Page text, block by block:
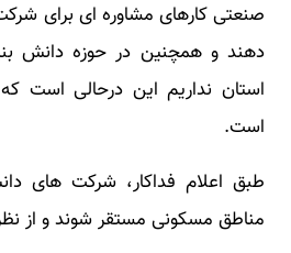
صنعتی کارهای مشاوره ای برای
دهند و همچنین در حوزه دانش
استان نداریم این درحالی است
است.
طبق اعلام فداکار، شرکت های
مناطق مسکونی مستقر شوند و از